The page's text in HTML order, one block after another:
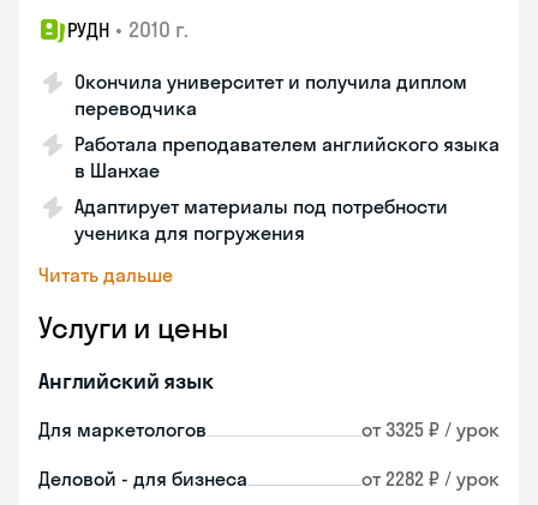
РУДН • 2010 г.
Окончила университет и получила диплом
переводчика
Работала преподавателем английского языка
в Шанхае
Адаптирует материалы под потребности
ученика для погружения
Читать дальше
Услуги и цены
Английский язык
Для маркетологов от 3325 ₽ / урок
Деловой - для бизнеса от 2282 ₽ / урок